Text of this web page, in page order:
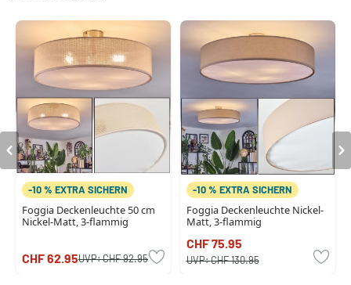
-10 % EXTRA SICHERN
Foggia Deckenleuchte 50 cm
Nickel-Matt, 3-flammig
CHF 62.95UVP:CHF 92.95
-10 % EXTRA SICHERN
Foggia Deckenleuchte Nickel-
Matt, 3-flammig
CHF 75.95
UVP:CHF 130.95